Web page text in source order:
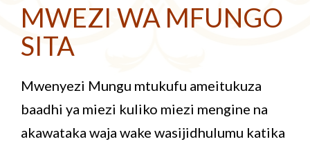
MWEZI WA MFUNGO
SITA
Mwenyezi Mungu mtukufu ameitukuza
baadhi ya miezi kuliko miezi mengine na
akawataka waja wake wasijidhulumu katika